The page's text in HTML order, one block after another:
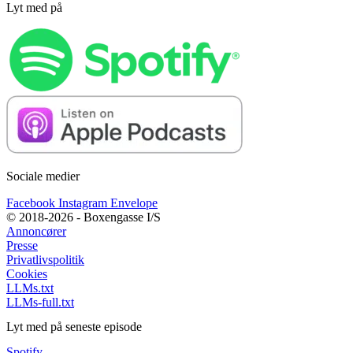
Lyt med på
Sociale medier
Facebook Instagram Envelope
© 2018-2026 - Boxengasse I/S
Annoncører
Presse
Privatlivspolitik
Cookies
LLMs.txt
LLMs-full.txt
Lyt med på seneste episode